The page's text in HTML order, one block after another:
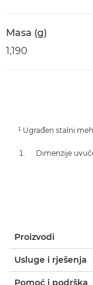
Masa (g)
1,190
¹ Ugrađen stalni
Dimenzije
Proizvodi
Usluge i rješenja
Pomoć i podrška